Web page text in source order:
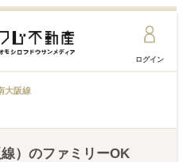
ログイン
大阪線
） のファミリーOK